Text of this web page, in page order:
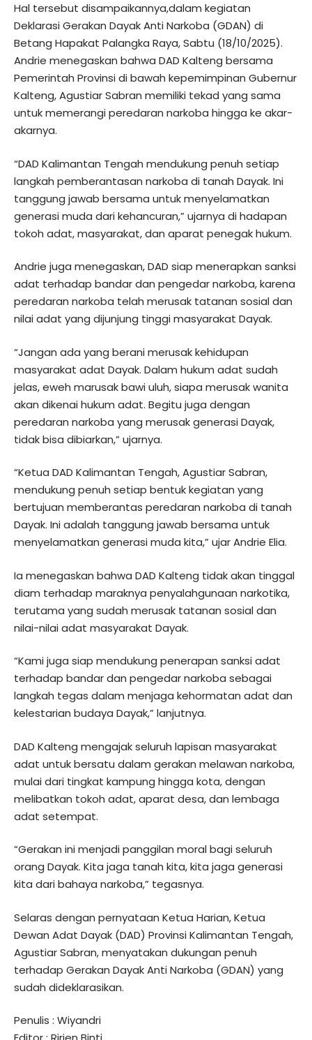
Hal tersebut disampaikannya,dalam kegiatan
Deklarasi Gerakan Dayak Anti Narkoba (GDAN) di
Betang Hapakat Palangka Raya, Sabtu (18/10/2025).
Andrie menegaskan bahwa DAD Kalteng bersama
Pemerintah Provinsi di bawah kepemimpinan Gubernur
Kalteng, Agustiar Sabran memiliki tekad yang sama
untuk memerangi peredaran narkoba hingga ke akar-
akarnya.
“DAD Kalimantan Tengah mendukung penuh setiap
langkah pemberantasan narkoba di tanah Dayak. Ini
tanggung jawab bersama untuk menyelamatkan
generasi muda dari kehancuran,” ujarnya di hadapan
tokoh adat, masyarakat, dan aparat penegak hukum.
Andrie juga menegaskan, DAD siap menerapkan sanksi
adat terhadap bandar dan pengedar narkoba, karena
peredaran narkoba telah merusak tatanan sosial dan
nilai adat yang dijunjung tinggi masyarakat Dayak.
“Jangan ada yang berani merusak kehidupan
masyarakat adat Dayak. Dalam hukum adat sudah
jelas, eweh marusak bawi uluh, siapa merusak wanita
akan dikenai hukum adat. Begitu juga dengan
peredaran narkoba yang merusak generasi Dayak,
tidak bisa dibiarkan,” ujarnya.
“Ketua DAD Kalimantan Tengah, Agustiar Sabran,
mendukung penuh setiap bentuk kegiatan yang
bertujuan memberantas peredaran narkoba di tanah
Dayak. Ini adalah tanggung jawab bersama untuk
menyelamatkan generasi muda kita,” ujar Andrie Elia.
Ia menegaskan bahwa DAD Kalteng tidak akan tinggal
diam terhadap maraknya penyalahgunaan narkotika,
terutama yang sudah merusak tatanan sosial dan
nilai-nilai adat masyarakat Dayak.
“Kami juga siap mendukung penerapan sanksi adat
terhadap bandar dan pengedar narkoba sebagai
langkah tegas dalam menjaga kehormatan adat dan
kelestarian budaya Dayak,” lanjutnya.
DAD Kalteng mengajak seluruh lapisan masyarakat
adat untuk bersatu dalam gerakan melawan narkoba,
mulai dari tingkat kampung hingga kota, dengan
melibatkan tokoh adat, aparat desa, dan lembaga
adat setempat.
“Gerakan ini menjadi panggilan moral bagi seluruh
orang Dayak. Kita jaga tanah kita, kita jaga generasi
kita dari bahaya narkoba,” tegasnya.
Selaras dengan pernyataan Ketua Harian, Ketua
Dewan Adat Dayak (DAD) Provinsi Kalimantan Tengah,
Agustiar Sabran, menyatakan dukungan penuh
terhadap Gerakan Dayak Anti Narkoba (GDAN) yang
sudah dideklarasikan.
Penulis : Wiyandri